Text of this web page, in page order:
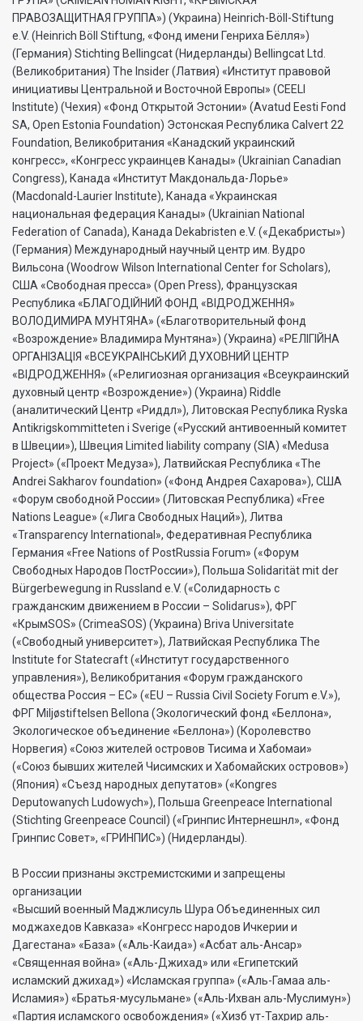
ПРАВОЗАЩИТНАЯ ГРУППА») (Украина) Heinrich-Böll-Stiftung
e.V. (Heinrich Böll Stiftung, «Фонд имени Генриха Бёлля»)
(Германия) Stichting Bellingcat (Нидерланды) Bellingcat Ltd.
(Великобритания) The Insider (Латвия) «Институт правовой
инициативы Центральной и Восточной Европы» (CEELI
Institute) (Чехия) «Фонд Открытой Эстонии» (Avatud Eesti Fond
SA, Open Estonia Foundation) Эстонская Республика Calvert 22
Foundation, Великобритания «Канадский украинский
конгресс», «Конгресс украинцев Канады» (Ukrainian Canadian
Congress), Канада «Институт Макдональда-Лорье»
(Macdonald-Laurier Institute), Канада «Украинская
национальная федерация Канады» (Ukrainian National
Federation of Canada), Канада Dekabristen e.V. («Декабристы»)
(Германия) Международный научный центр им. Вудро
Вильсона (Woodrow Wilson International Center for Scholars),
США «Свободная пресса» (Open Press), Французская
Республика «БЛАГОДIЙНИЙ ФОНД «ВIДРОДЖЕННЯ»
ВОЛОДИМИРА МУНТЯНА» («Благотворительный фонд
«Возрождение» Владимира Мунтяна») (Украина) «РЕЛIГIЙНА
ОРГАНIЗАЦIЯ «ВСЕУКРАIНСЬКИЙ ДУХОВНИЙ ЦЕНТР
«ВIДРОДЖЕННЯ» («Религиозная организация «Всеукраинский
духовный центр «Возрождение») (Украина) Riddle
(аналитический Центр «Риддл»), Литовская Республика Ryska
Antikrigskommitteten i Sverige («Русский антивоенный комитет
в Швеции»), Швеция Limited liability company (SIA) «Medusa
Project» («Проект Медуза»), Латвийская Республика «The
Andrei Sakharov foundation» («Фонд Андрея Сахарова»), США
«Форум свободной России» (Литовская Республика) «Free
Nations League» («Лига Свободных Наций»), Литва
«Transparеncy International», Федеративная Республика
Германия «Free Nations of PostRussia Forum» («Форум
Свободных Народов ПостРоссии»), Польша Solidarität mit der
Bürgerbewegung in Russland e.V. («Солидарность с
гражданским движением в России – Solidarus»), ФРГ
«КрымSOS» (CrimeaSOS) (Украина) Briva Universitate
(«Свободный университет»), Латвийская Республика The
Institute for Statecraft («Институт государственного
управления»), Великобритания «Форум гражданского
общества Россия – ЕС» («EU – Russia Civil Society Forum e.V.»),
ФРГ Miljøstiftelsen Bellona (Экологический фонд «Беллона»,
Экологическое объединение «Беллона») (Королевство
Норвегия) «Союз жителей островов Тисима и Хабомаи»
(«Союз бывших жителей Чисимских и Хабомайских островов»)
(Япония) «Съезд народных депутатов» («Kongres
Deputowanych Ludowych»), Польша Greenpeace International
(Stichting Greenpeace Council) («Гринпис Интернешнл», «Фонд
Гринпис Совет», «ГРИНПИС») (Нидерланды).
В России признаны экстремистскими и запрещены
организации
«Высший военный Маджлисуль Шура Объединенных сил
моджахедов Кавказа» «Конгресс народов Ичкерии и
Дагестана» «База» («Аль-Каида») «Асбат аль-Ансар»
«Священная война» («Аль-Джихад» или «Египетский
исламский джихад») «Исламская группа» («Аль-Гамаа аль-
Исламия») «Братья-мусульмане» («Аль-Ихван аль-Муслимун»)
«Партия исламского освобождения» («Хизб ут-Тахрир аль-